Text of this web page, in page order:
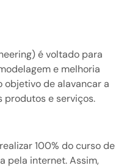
é voltado para
e melhoria
de alavancar a
e serviços.
100% do curso de
pela internet. Assim,